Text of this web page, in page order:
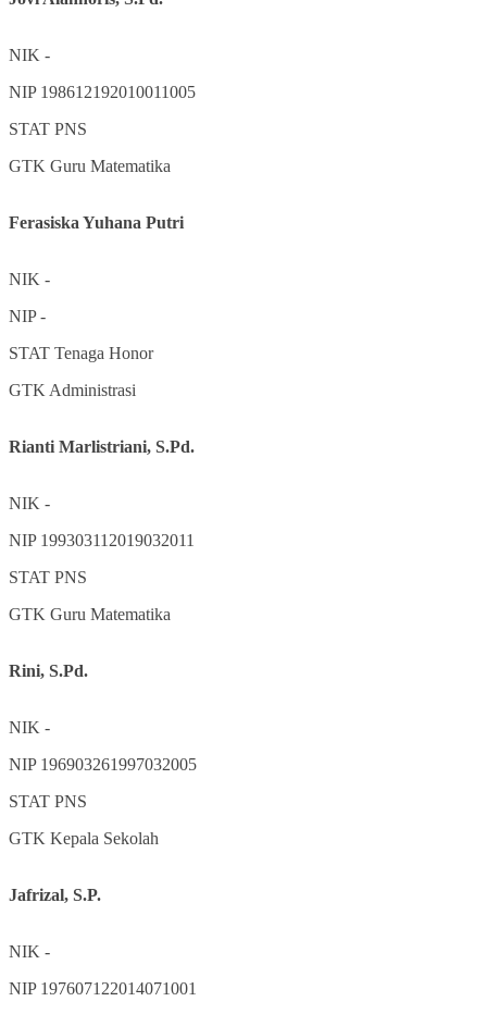
NIK -
NIP 198612192010011005
STAT PNS
GTK Guru Matematika
Ferasiska Yuhana Putri
NIK -
NIP-
STAT Tenaga Honor
GTK Administrasi
Rianti Marlistriani, S.Pd.
NIK -
NIP 199303112019032011
STAT PNS
GTK Guru Matematika
Rini, S.Pd.
NIK -
NIP 196903261997032005
STAT PNS
GTK Kepala Sekolah
Jafrizal, S.P.
NIK -
NIP 197607122014071001